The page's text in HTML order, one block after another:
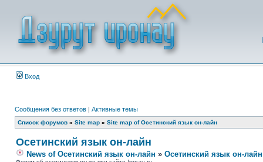
Вход
Сообщения без ответов | Активные темы
Список форумов » Site map » Site map of Осетинский язык он-лайн
Осетинский язык он-лайн
News of Осетинский язык он-лайн » Осетинский язык он-лайн